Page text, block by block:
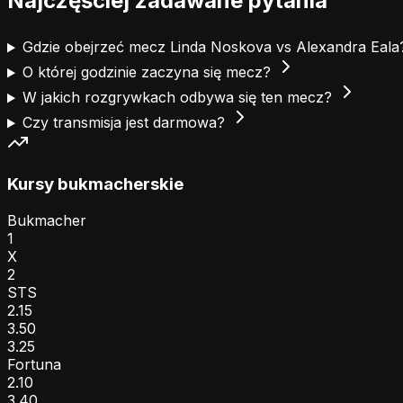
Gdzie obejrzeć mecz Linda Noskova vs Alexandra
O której godzinie zaczyna się mecz?
W jakich rozgrywkach odbywa się ten mecz?
Czy transmisja jest darmowa?
Kursy bukmacherskie
Bukmacher
1
X
2
STS
2.15
3.50
3.25
Fortuna
2.10